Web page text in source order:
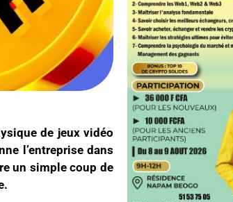
de jeux vidéo
l’entreprise dans
un simple coup de